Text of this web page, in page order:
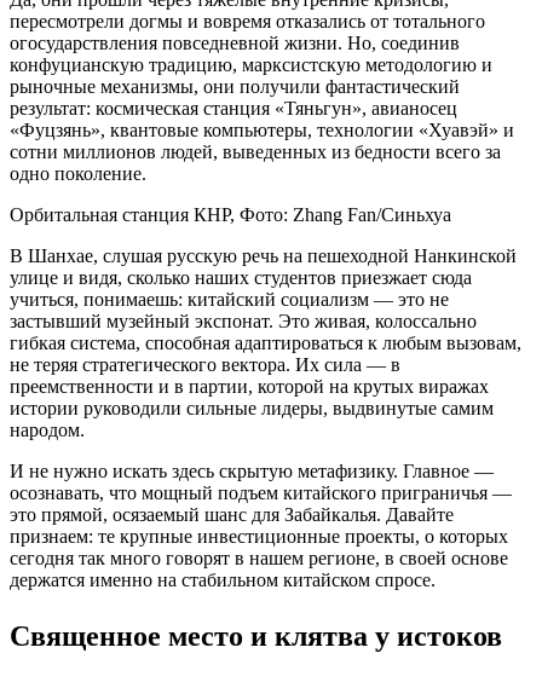
пересмотрели догмы и вовремя отказались от тотального
огосударствления повседневной жизни. Но, соединив
конфуцианскую традицию, марксистскую методологию и
рыночные механизмы, они получили фантастический
результат: космическая станция «Тяньгун», авианосец
«Фуцзянь», квантовые компьютеры, технологии «Хуавэй» и
сотни миллионов людей, выведенных из бедности всего за
одно поколение.
Орбитальная станция КНР, Фото: Zhang Fan/Синьхуа
В Шанхае, слушая русскую речь на пешеходной Нанкинской
улице и видя, сколько наших студентов приезжает сюда
учиться, понимаешь: китайский социализм — это не
застывший музейный экспонат. Это живая, колоссально
гибкая система, способная адаптироваться к любым вызовам,
не теряя стратегического вектора. Их сила — в
преемственности и в партии, которой на крутых виражах
истории руководили сильные лидеры, выдвинутые самим
народом.
И не нужно искать здесь скрытую метафизику. Главное —
осознавать, что мощный подъем китайского приграничья —
это прямой, осязаемый шанс для Забайкалья. Давайте
признаем: те крупные инвестиционные проекты, о которых
сегодня так много говорят в нашем регионе, в своей основе
держатся именно на стабильном китайском спросе.
Священное место и клятва у истоков